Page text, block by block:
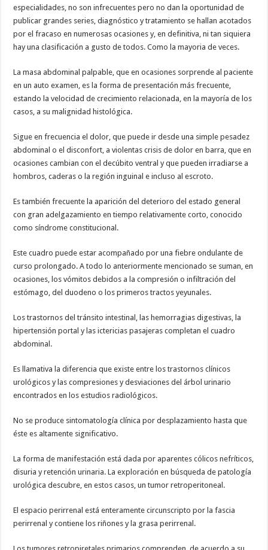
especialidades, no son infrecuentes pero no dan la oportunidad de
publicar grandes series, diagnóstico y tratamiento se hallan acotados
por el fracaso en numerosas ocasiones y, en definitiva, ni tan siquiera
hay una clasificación a gusto de todos. Como la mayoria de veces.
La masa abdominal palpable, que en ocasiones sorprende al paciente
en un auto examen, es la forma de presentación más frecuente,
estando la velocidad de crecimiento relacionada, en la mayoría de los
casos, a su malignidad histológica.
Sigue en frecuencia el dolor, que puede ir desde una simple pesadez
abdominal o el disconfort, a violentas crisis de dolor en barra, que en
ocasiones cambian con el decúbito ventral y que pueden irradiarse a
hombros, caderas o la región inguinal e incluso al escroto.
Es también frecuente la aparición del deterioro del estado general
con gran adelgazamiento en tiempo relativamente corto, conocido
como síndrome constitucional.
Este cuadro puede estar acompañado por una fiebre ondulante de
curso prolongado. A todo lo anteriormente mencionado se suman, en
ocasiones, los vómitos debidos a la compresión o infiltración del
estómago, del duodeno o los primeros tractos yeyunales.
Los trastornos del tránsito intestinal, las hemorragias digestivas, la
hipertensión portal y las ictericias pasajeras completan el cuadro
abdominal.
Es llamativa la diferencia que existe entre los trastornos clínicos
urológicos y las compresiones y desviaciones del árbol urinario
encontrados en los estudios radiológicos.
No se produce sintomatología clínica por desplazamiento hasta que
éste es altamente significativo.
La forma de manifestación está dada por aparentes cólicos nefríticos,
disuria y retención urinaria. La exploración en búsqueda de patología
urológica descubre, en estos casos, un tumor retroperitoneal.
El espacio perirrenal está enteramente circunscripto por la fascia
perirrenal y contiene los riñones y la grasa perirrenal.